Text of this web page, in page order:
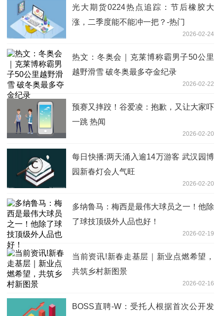
光大期货0224热点追踪：节后橡胶大
涨，二季度能不能冲一把？-热门
2026-02-24
热文：冬奥会｜克莱博称霸男子50公里
越野滑雪 破冬奥最多夺金纪录
2026-02-22
预赛又摔跤！谷爱凌：抱歉，又让大家吓
一跳 热闻
2026-02-20
每日快播:两天涌入逾14万游客 武汉园博
园新春灯会人气旺
2026-02-20
多纳鲁马：梅西是最伟大球员之一！他除
了球技顶级外人品也好！
2026-02-19
当前资讯!新春走基层｜新业点燃希望，
共筑乡村新图景
2026-02-16
BOSS直聘-W：受托人根据首次公开发